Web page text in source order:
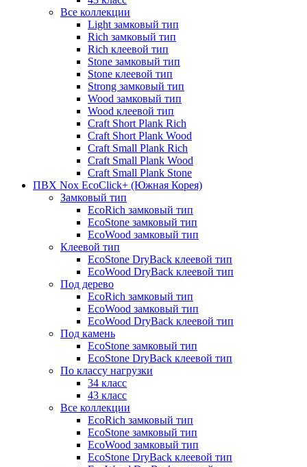
Все коллекции
Light замковый тип
Rich замковый тип
Rich клеевой тип
Stone замковый тип
Stone клеевой тип
Strong замковый тип
Wood замковый тип
Wood клеевой тип
Craft Short Plank Rich
Craft Short Plank Wood
Craft Small Plank Rich
Craft Small Plank Wood
Craft Small Plank Stone
ПВХ Nox EcoClick+ (Южная Корея)
Замковый тип
EcoRich замковый тип
EcoStone замковый тип
EcoWood замковый тип
Клеевой тип
EcoStone DryBack клеевой тип
EcoWood DryBack клеевой тип
Под дерево
EcoRich замковый тип
EcoWood замковый тип
EcoWood DryBack клеевой тип
Под камень
EcoStone замковый тип
EcoStone DryBack клеевой тип
По классу нагрузки
34 класс
43 класс
Все коллекции
EcoRich замковый тип
EcoStone замковый тип
EcoWood замковый тип
EcoStone DryBack клеевой тип